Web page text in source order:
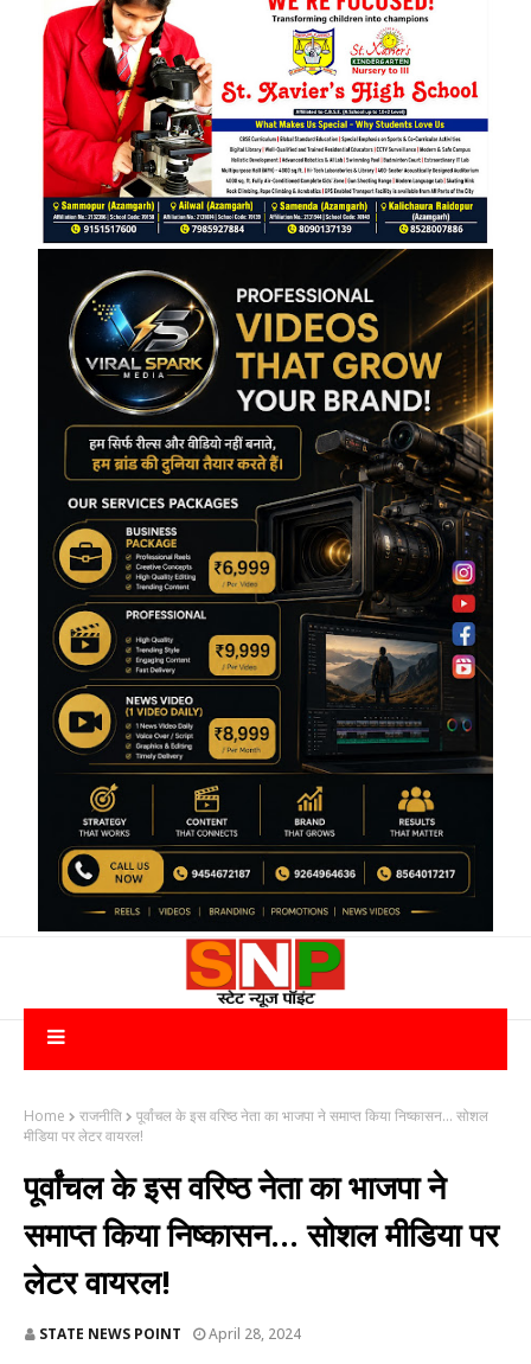
Home राजनीति
पूर्वांचल के इस वरिष्ठ नेता का भाजपा ने समाप्त किया निष्कासन... सोशल
मीडिया पर लेटर वायरल!
पूर्वांचल के इस वरिष्ठ नेता का भाजपा ने
समाप्त किया निष्कासन... सोशल मीडिया पर
लेटर वायरल!
STATE NEWS POINT April 28, 2024